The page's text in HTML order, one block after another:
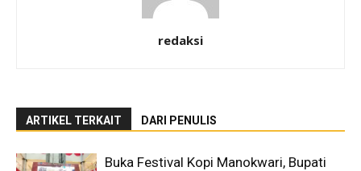
redaksi
ARTIKEL TERKAIT DARI PENULIS
Buka Festival Kopi Manokwari, Bupati